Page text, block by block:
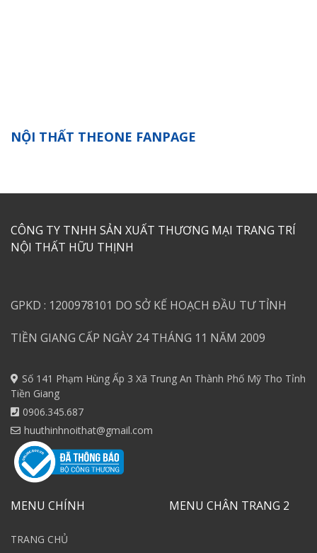
NỘI THẤT THEONE FANPAGE
CÔNG TY TNHH SẢN XUẤT THƯƠNG MẠI TRANG TRÍ
NỘI THẤT HỮU THỊNH
GPKD : 1200978101 DO SỞ KẾ HOẠCH ĐẦU TƯ TỈNH
TIỀN GIANG CẤP NGÀY 24 THÁNG 11 NĂM 2009
Số 141 Phạm Hùng Ấp 3 Xã Trung An Thành Phố Mỹ Tho Tỉnh
Tiền Giang
0906.345.687
huuthinhnoithat@gmail.com
MENU CHÍNH
TRANG CHỦ
MENU CHÂN TRANG 2